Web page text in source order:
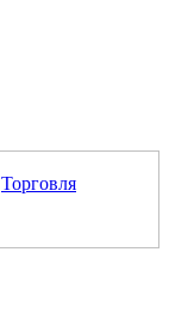
Торговля